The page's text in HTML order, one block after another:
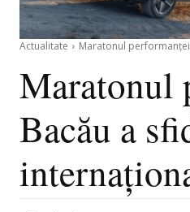
Actualitate Maratonul
Maratonul
Bacău a